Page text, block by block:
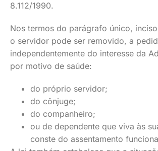
8.112/1990.
Nos termos do parágrafo único, inciso
o servidor pode ser removido, a
independentemente do interesse da
por motivo de saúde:
do próprio servidor;
do cônjuge;
do companheiro;
ou de dependente que viva às
conste do assentamento